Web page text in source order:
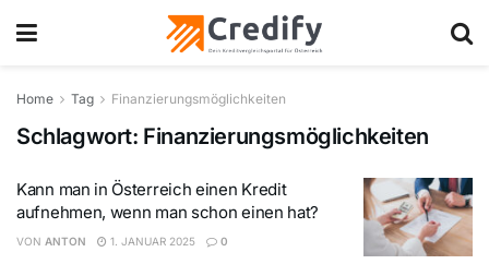
Home Tag Finanzierungsmöglichkeiten
Schlagwort: Finanzierungsmöglichkeiten
Kann man in Österreich einen Kredit
aufnehmen, wenn man schon einen hat?
VON ANTON 1. JANUAR 2025 0